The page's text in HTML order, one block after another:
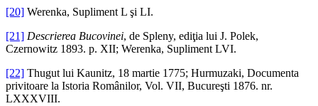
[20] Werenka, Supliment L şi LI.
[21] Descrierea Bucovinei, de Spleny, ediţia lui J. Polek,
Czernowitz 1893. p. XII; Werenka, Supliment LVI.
[22] Thugut lui Kaunitz, 18 martie 1775; Hurmuzaki, Documenta
privitoare la Istoria Românilor, Vol. VII, Bucureşti 1876. nr.
LXXXVIII.